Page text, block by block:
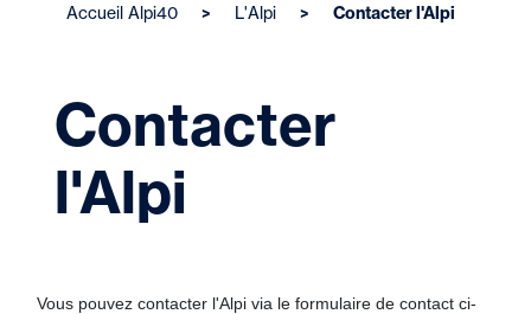
Accueil Alpi40 L'Alpi Contacter l'Alpi
Contacter
l'Alpi
Vous pouvez contacter l'Alpi via le formulaire de contact ci-